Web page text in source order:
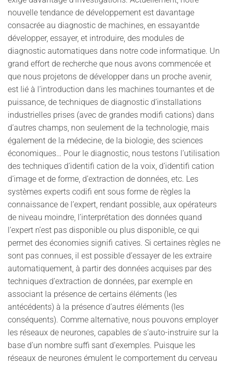
nouvelle tendance de développement est davantage
consacrée au diagnostic de machines, en essayantde
développer, essayer, et introduire, des modules de
diagnostic automatiques dans notre code informatique. Un
grand effort de recherche que nous avons commencée et
que nous projetons de développer dans un proche avenir,
est lié à l’introduction dans les machines tournantes et de
puissance, de techniques de diagnostic d’installations
industrielles prises (avec de grandes modifi cations) dans
d’autres champs, non seulement de la technologie, mais
également de la médecine, de la biologie, des sciences
économiques… Pour le diagnostic, nous testons l’utilisation
des techniques d’identifi cation de la voix, d’identifi cation
d’image et de forme, d’extraction de données, etc. Les
systèmes experts codifi ent sous forme de règles la
connaissance de l’expert, rendant possible, aux opérateurs
de niveau moindre, l’interprétation des données quand
l’expert n’est pas disponible ou plus disponible, ce qui
permet des économies signifi catives. Si certaines règles ne
sont pas connues, il est possible d’essayer de les extraire
automatiquement, à partir des données acquises par des
techniques d’extraction de données, par exemple en
associant la présence de certains éléments (les
antécédents) à la présence d’autres éléments (les
conséquents). Comme alternative, nous pouvons employer
les réseaux de neurones, capables de s’auto-instruire sur la
base d’un nombre suffi sant d’exemples. Puisque les
réseaux de neurones émulent le comportement du cerveau